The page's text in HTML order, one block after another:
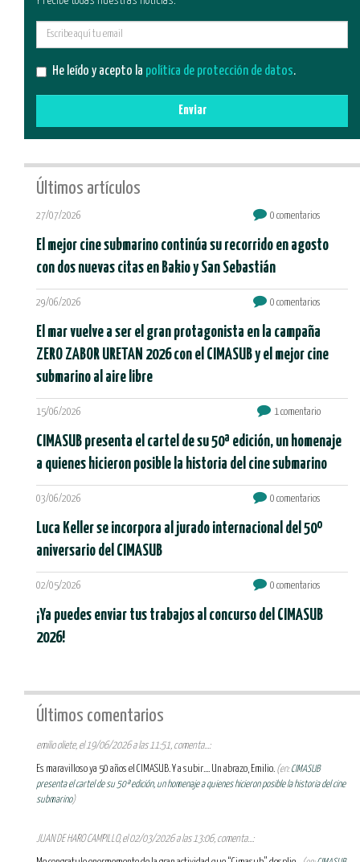
He leído y acepto la política de protección de datos.
Enviar
Últimos artículos
27/07/2026 0 comentarios
El mejor cine submarino continúa su recorrido en agosto
con dos nuevas citas en Bakio y San Sebastián
29/06/2026 0 comentarios
El mar vuelve a ser el gran protagonista en la campaña
ZERO ZABOR URETAN 2026 con el CIMASUB y el mejor cine
submarino al aire libre
15/06/2026 1 comentario
CIMASUB presenta el cartel de su 50ª edición, un homenaje
a quienes hicieron posible la historia del cine submarino
03/06/2026 0 comentarios
Luca Keller se incorpora al jurado internacional del 50º
aniversario del CIMASUB
02/05/2026 0 comentarios
¡Ya puedes enviar tus trabajos al concurso del CIMASUB
2026!
Últimos comentarios
emilio oliete, el 19/06/2026 a las 11:51, comenta...:
Es maravilloso ya 50 años el CIMASUB. Y a subir.... Un abrazo, Emilio. (en:CIMASUB
presenta el cartel de su 50ª edición, un homenaje a quienes hicieron posible la historia del cine
submarino)
JUAN DE HARO CAMPILLO, el 02/03/2026 a las 13:06, comenta...: